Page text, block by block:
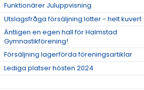
Funktionärer Juluppvisning
Utslagsfråga försäljning lotter - helt kuvert
Äntligen en egen hall för Halmstad
Gymnastikförening!
Försäljning lagerförda föreningsartiklar
Lediga platser hösten 2024